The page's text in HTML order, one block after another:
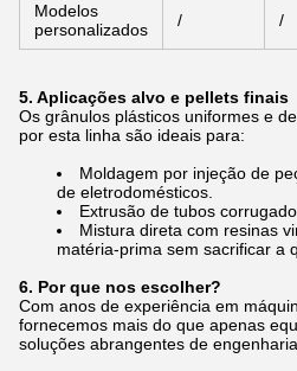
Modelos
personalizados
/ /
5. Aplicações alvo e pellets finais
Os grânulos plásticos uniformes e
por esta linha são ideais para:
Moldagem por injeção de
de eletrodomésticos.
Extrusão de tubos
Mistura direta com resinas
matéria-prima sem sacrificar a
6. Por que nos escolher?
Com anos de experiência em
fornecemos mais do que apenas
soluções abrangentes de